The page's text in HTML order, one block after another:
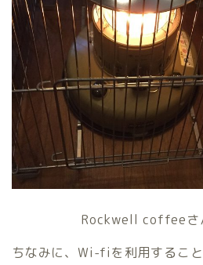
Rockwell coffeeさ
ちなみに、Wi-fiを利用するこ